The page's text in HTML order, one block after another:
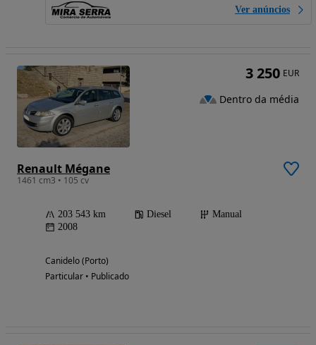
Ver anúncios
Renault Mégane
1461 cm3 • 105 cv
203 543 km Diesel
Manual
2008
Canidelo (Porto)
Particular • Publicado
3 250 EUR
Dentro da média